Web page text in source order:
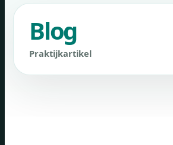
Blog
Praktijkartikel